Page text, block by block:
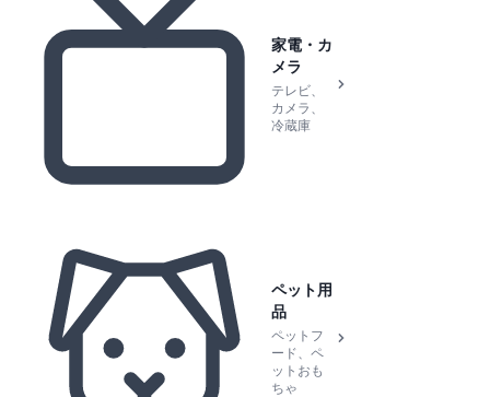
家電・カ
メラ
テレビ、
カメラ、
冷蔵庫
ペット用
品
ペットフ
ード、ペ
ットおも
ちゃ